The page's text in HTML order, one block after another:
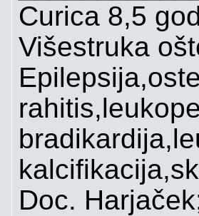
Curica 8,5
Višestruka
Doc.